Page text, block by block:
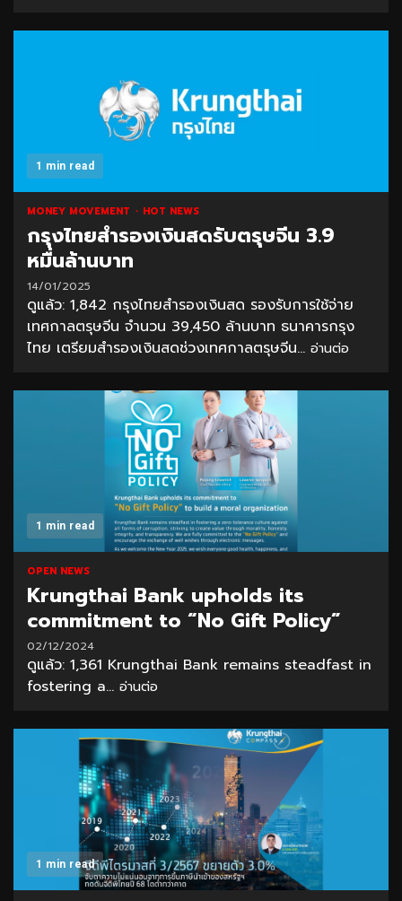
1 min read
MONEY MOVEMENT HOT NEWS
กรุงไทยสำรองเงินสดรับตรุษจีน 3.9
หมื่นล้านบาท
14/01/2025
ดูแล้ว: 1,842 กรุงไทยสำรองเงินสด รองรับการใช้จ่าย
เทศกาลตรุษจีน จำนวน 39,450 ล้านบาท ธนาคารกรุง
ไทย เตรียมสำรองเงินสดช่วงเทศกาลตรุษจีน... อ่านต่อ
1 min read
OPEN NEWS
Krungthai Bank upholds its
commitment to “No Gift Policy”
02/12/2024
ดูแล้ว: 1,361 Krungthai Bank remains steadfast in
fostering a... อ่านต่อ
1 min read